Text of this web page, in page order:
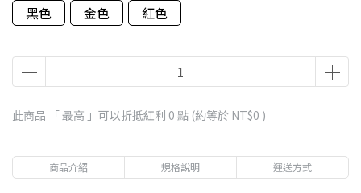
黑色
金色 紅色
此商品 「 最高 」可以折抵紅利 0 點 (約等於 NT$0 )
商品介紹 規格說明 運送方式